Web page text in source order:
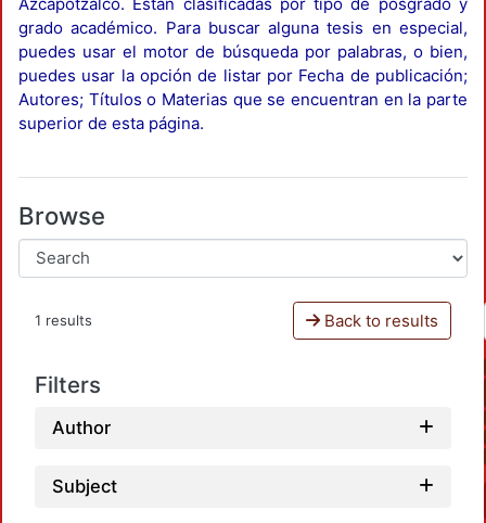
Azcapotzalco. Están clasificadas por tipo de posgrado y
grado académico. Para buscar alguna tesis en especial,
puedes usar el motor de búsqueda por palabras, o bien,
puedes usar la opción de listar por Fecha de publicación;
Autores; Títulos o Materias que se encuentran en la parte
superior de esta página.
Browse
1 results Back to results
Filters
Author
Subject